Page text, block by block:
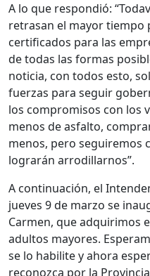
A lo que respondió:
retrasan el mayor tiempo
certificados para las
de todas las formas
noticia, con todos esto,
fuerzas para seguir
los compromisos con los
menos de asfalto,
menos, pero seguiremos
lograrán arrodillarnos”.
A continuación, el
jueves 9 de marzo se
Carmen, que adquirimos
adultos mayores.
se lo habilite y ahora
reconozca por la